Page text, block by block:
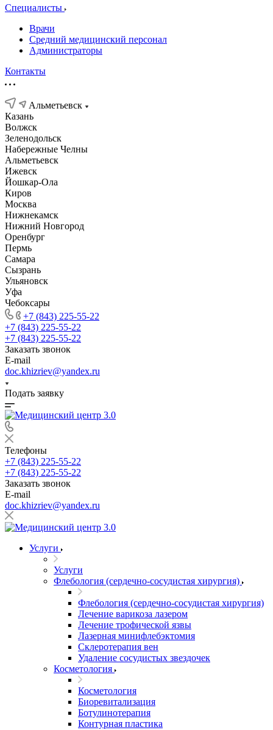
Специалисты
Врачи
Средний медицинский персонал
Администраторы
Контакты
Альметьевск
Казань
Волжск
Зеленодольск
Набережные Челны
Альметьевск
Ижевск
Йошкар-Ола
Киров
Москва
Нижнекамск
Нижний Новгород
Оренбург
Пермь
Самара
Сызрань
Ульяновск
Уфа
Чебоксары
+7 (843) 225-55-22
+7 (843) 225-55-22
+7 (843) 225-55-22
Заказать звонок
E-mail
doc.khizriev@yandex.ru
Подать заявку
Телефоны
+7 (843) 225-55-22
+7 (843) 225-55-22
Заказать звонок
E-mail
doc.khizriev@yandex.ru
Услуги
Услуги
Флебология (сердечно-сосудистая хирургия)
Флебология (сердечно-сосудистая хирургия)
Лечение варикоза лазером
Лечение трофической язвы
Лазерная минифлебэктомия
Cклеротерапия вен
Удаление сосудистых звездочек
Косметология
Косметология
Биоревитализация
Ботулинотерапия
Контурная пластика